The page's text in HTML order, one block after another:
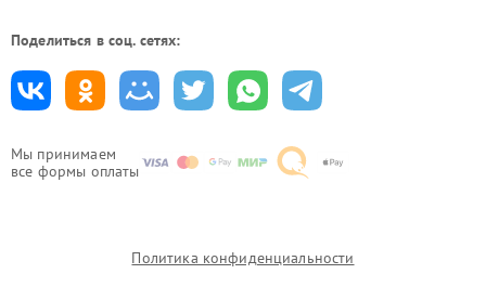
Мы принимаем
все формы оплаты
Поделиться в соц. сетях:
Политика конфиденциальности